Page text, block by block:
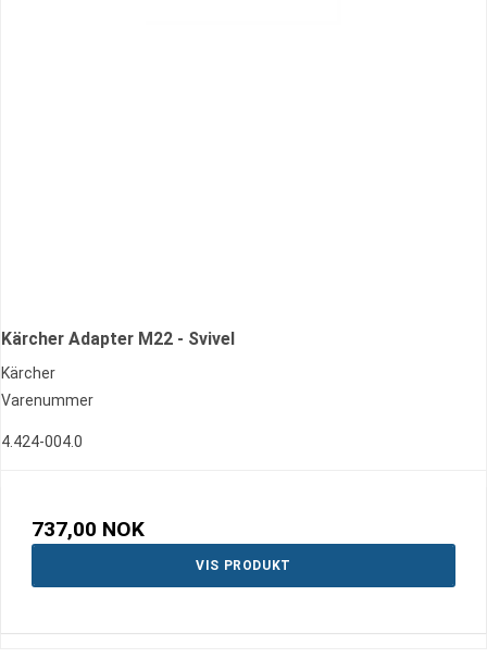
Kärcher Adapter M22 - Svivel
Kärcher
Varenummer
4.424-004.0
737,00 NOK
VIS PRODUKT